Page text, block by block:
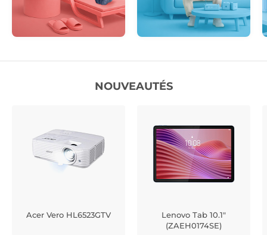
NOUVEAUTÉS
Acer Vero HL6523GTV
Lenovo Tab 10.1"
(ZAEH0174SE)